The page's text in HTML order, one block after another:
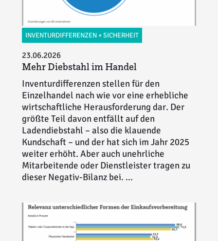
INVENTURDIFFERENZEN + SICHERHEIT
23.06.2026
Mehr Diebstahl im Handel
Inventurdifferenzen stellen für den
Einzelhandel nach wie vor eine erhebliche
wirtschaftliche Herausforderung dar. Der
größte Teil davon entfällt auf den
Ladendiebstahl – also die klauende
Kundschaft – und der hat sich im Jahr 2025
weiter erhöht. Aber auch unehrliche
Mitarbeitende oder Dienstleister tragen zu
dieser Negativ-Bilanz bei. ...